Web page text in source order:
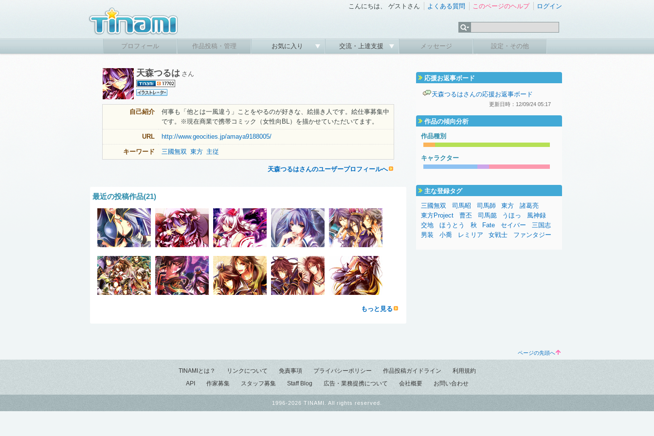
こんにちは、 ゲストさん よくある質問 このページのヘルプ ログイン
プロフィール 作品投稿・管理 お気に入り 交流・上達支援 メッセージ 設定・その他
天森つるは さん
自己紹介
何事も「他とは一風違う」ことをやるのが好きな、絵描き人です。絵仕事募集中
です。※現在商業で携帯コミック（女性向BL）を描かせていただいてます。
URL http://www.geocities.jp/amaya9188005/
キーワード 三國無双 東方 主従
天森つるはさんのユーザープロフィールへ
最近の投稿作品(21)
もっと見る
応援お返事ボード
天森つるはさんの応援お返事ボード
更新日時：12/09/24 05:17
作品の傾向分析
作品種別
キャラクター
主な登録タグ
三國無双
司馬昭 司馬師 東方
諸葛亮
東方Project
曹丕 司馬懿 うほっ
風神録
交地
ほうとう 秋 Fate セイバー
三国志
男装
小喬 レミリア 女戦士 ファンタジー
ページの先頭へ
TINAMIとは？ リンクについて 免責事項 プライバシーポリシー 作品投稿ガイドライン
利用規約
API
作家募集 スタッフ募集 Staff Blog 広告・業務提携について 会社概要 お問い合わせ
1996-2026 TINAMI. All rights reserved.